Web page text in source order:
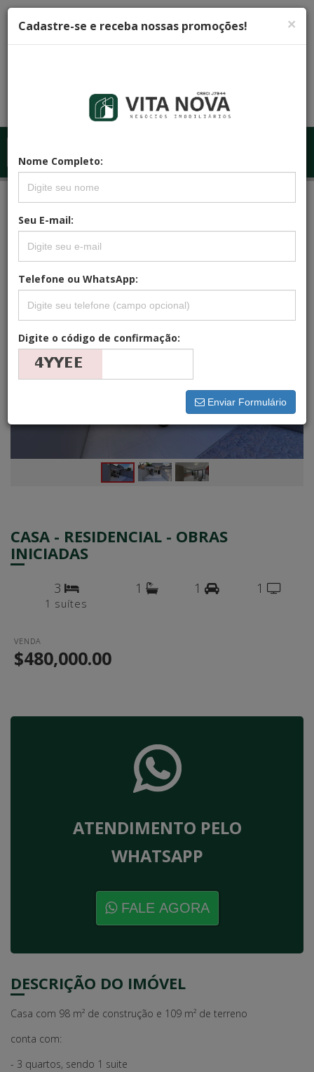
Principal
REFERÊNCIA: CA0237
CASA, RESIDENCIAL PARA VENDA,
JARDIM IPÊ III, FOZ DO IGUAÇU
CASA - RESIDENCIAL - OBRAS
INICIADAS
3
1 suítes
1 1 1
VENDA
$480,000.00
ATENDIMENTO PELO
WHATSAPP
FALE AGORA
DESCRIÇÃO DO IMÓVEL
Casa com 98 m² de construção e 109 m² de terreno
conta com:
- 3 quartos, sendo 1 suite
×
Cadastre-se e receba nossas promoções!
Nome Completo:
Seu E-mail:
Telefone ou WhatsApp:
Digite o código de confirmação:
Enviar Formulário